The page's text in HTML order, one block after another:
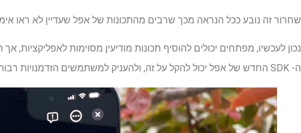
שחרור זה נובע ככל הנראה מכך שרבים מהתכונות של אפל שעדיין לא ראו
נכון לעכשיו, מפתחים יכולים להוסיף תכונות מודיעין מסוימות לאפליקציות,
ה- SDK החדש של אפל יכול להקל על זה, ולהעניק למשתמשים הזדמנויות רבות יותר לעלות על העגלה של Apple Intelligence.